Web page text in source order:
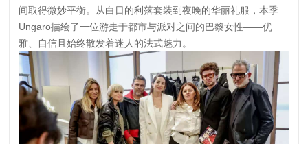
间取得微妙平衡。从白日的利落套装到夜晚的华丽礼服，本季
Ungaro描绘了一位游走于都市与派对之间的巴黎女性——优
雅、自信且始终散发着迷人的法式魅力。